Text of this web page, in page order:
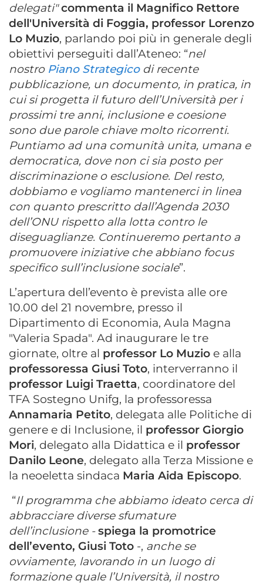
delegati" commenta il Magnifico Rettore
dell'Università di Foggia, professor Lorenzo
Lo Muzio, parlando poi più in generale degli
obiettivi perseguiti dall’Ateneo: “nel
nostro Piano Strategicodi recente
pubblicazione, un documento, in pratica, in
cui si progetta il futuro dell’Università per i
prossimi tre anni, inclusione e coesione
sono due parole chiave molto ricorrenti.
Puntiamo ad una comunità unita, umana e
democratica, dove non ci sia posto per
discriminazione o esclusione. Del resto,
dobbiamo e vogliamo mantenerci in linea
con quanto prescritto dall’Agenda 2030
dell’ONU rispetto alla lotta contro le
diseguaglianze. Continueremo pertanto a
promuovere iniziative che abbiano focus
specifico sull’inclusione sociale”.
L’apertura dell’evento è prevista alle ore
10.00 del 21 novembre, presso il
Dipartimento di Economia, Aula Magna
"Valeria Spada". Ad inaugurare le tre
giornate, oltre al professor Lo Muzio e alla
professoressa Giusi Toto, interverranno il
professor Luigi Traetta, coordinatore del
TFA Sostegno Unifg, la professoressa
Annamaria Petito, delegata alle Politiche di
genere e di Inclusione, il professor Giorgio
Mori, delegato alla Didattica e il professor
Danilo Leone, delegato alla Terza Missione e
la neoeletta sindaca Maria Aida Episcopo.
“Il programma che abbiamo ideato cerca di
abbracciare diverse sfumature
dell’inclusione - spiega la promotrice
dell’evento, Giusi Toto -, anche se
ovviamente, lavorando in un luogo di
formazione quale l’Università, il nostro